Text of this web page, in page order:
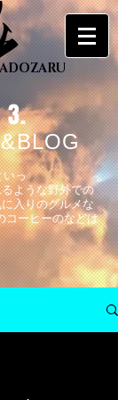
3.
いっ
ような野外での
入りのグルメな
コーヒーのなどは